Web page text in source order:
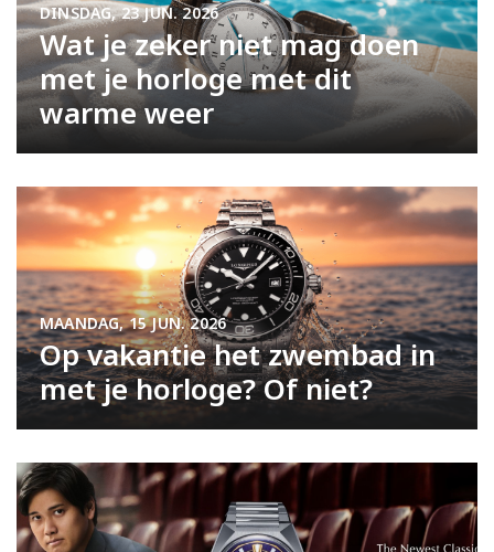
Wat je zeker niet mag doen
met je horloge met dit
warme weer
DINSDAG, 23 JUN. 2026
Op vakantie het zwembad in
met je horloge? Of niet?
MAANDAG, 15 JUN. 2026